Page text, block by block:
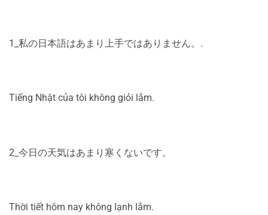
1_私の日本語はあまり上手ではありません。.
Tiếng Nhật của tôi không giỏi lắm.
2_今日の天気はあまり寒くないです。
Thời tiết hôm nay không lạnh lắm.